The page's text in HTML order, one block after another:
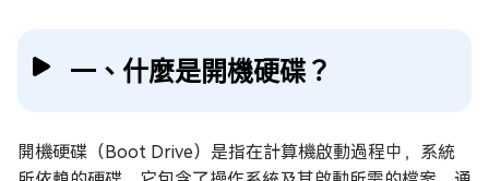
一、什麼是開機硬碟？
開機硬碟（Boot Drive）是指在計算機啟動過程中，系統